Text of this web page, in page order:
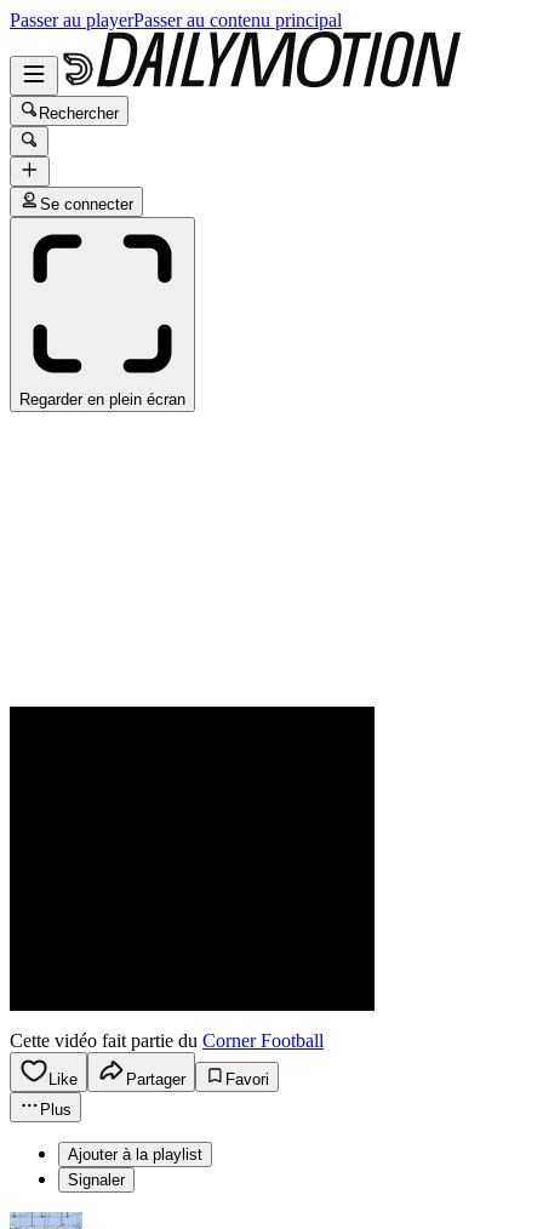
Passer au playerPasser au contenu principal
Rechercher
Se connecter
Regarder en plein écran
Cette vidéo fait partie du Corner Football
Like Partager
Favori
Plus
Ajouter à la playlist
Signaler